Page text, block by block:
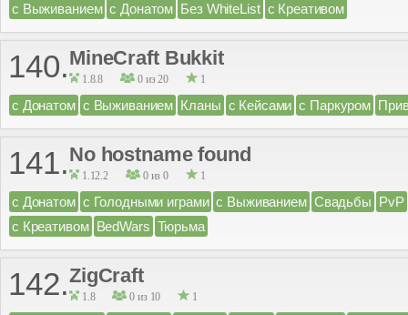
с Выживанием с Донатом Без WhiteList с Креативом
140.MineCraft Bukkit
1.8.8 0 из 20 1
с Донатом с Выживанием Кланы с Кейсами с Паркуром
141.No hostname found
1.12.2 0 из 0 1
с Донатом с Голодными играми с Выживанием Свадьбы PvP
с Креативом BedWars Тюрьма
142.ZigCraft
1.8 0 из 10 1